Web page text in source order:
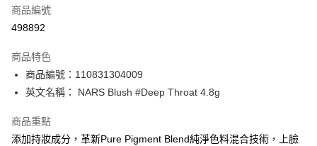
Apple Pay
PayMe
WeChat Pay
BoC Pay
商品編號
498892
商品特色
商品編號：110831304009
英文名稱： NARS Blush #Deep Throat 4.8g
商品重點
添加持妝成分，革新Pure Pigment Blend純淨色料混合技術，上臉